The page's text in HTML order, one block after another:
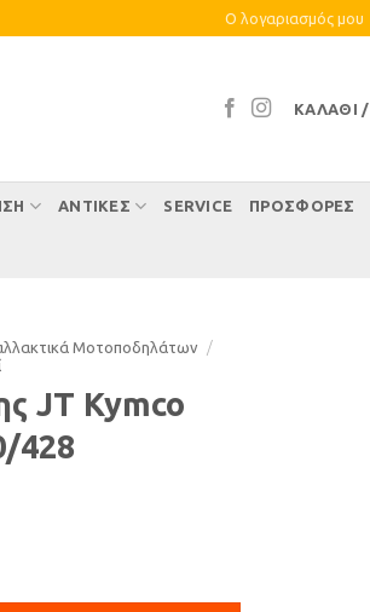
Ο λογαριασμός μου
ΚΑΛΆΘΙ /
ΑΝΤΊΚΕΣ SERVICE ΠΡΟΣΦΟΡΕΣ
Μοτοποδηλάτων
/
JT Kymco
428